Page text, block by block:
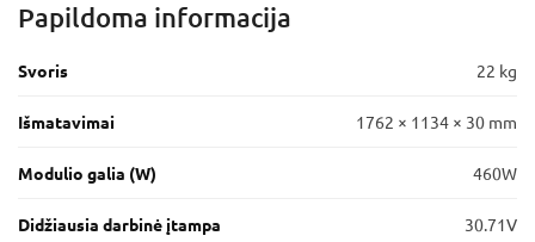
Papildoma informacija
Svoris 22 kg
Išmatavimai 1762 × 1134 × 30 mm
Modulio galia (W) 460W
Didžiausia darbinė įtampa 30.71V